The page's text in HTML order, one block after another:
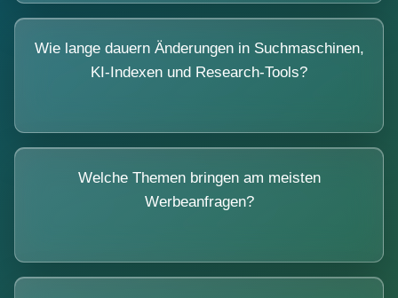
Wie lange dauern Änderungen in Suchmaschinen,
KI-Indexen und Research-Tools?
Welche Themen bringen am meisten
Werbeanfragen?